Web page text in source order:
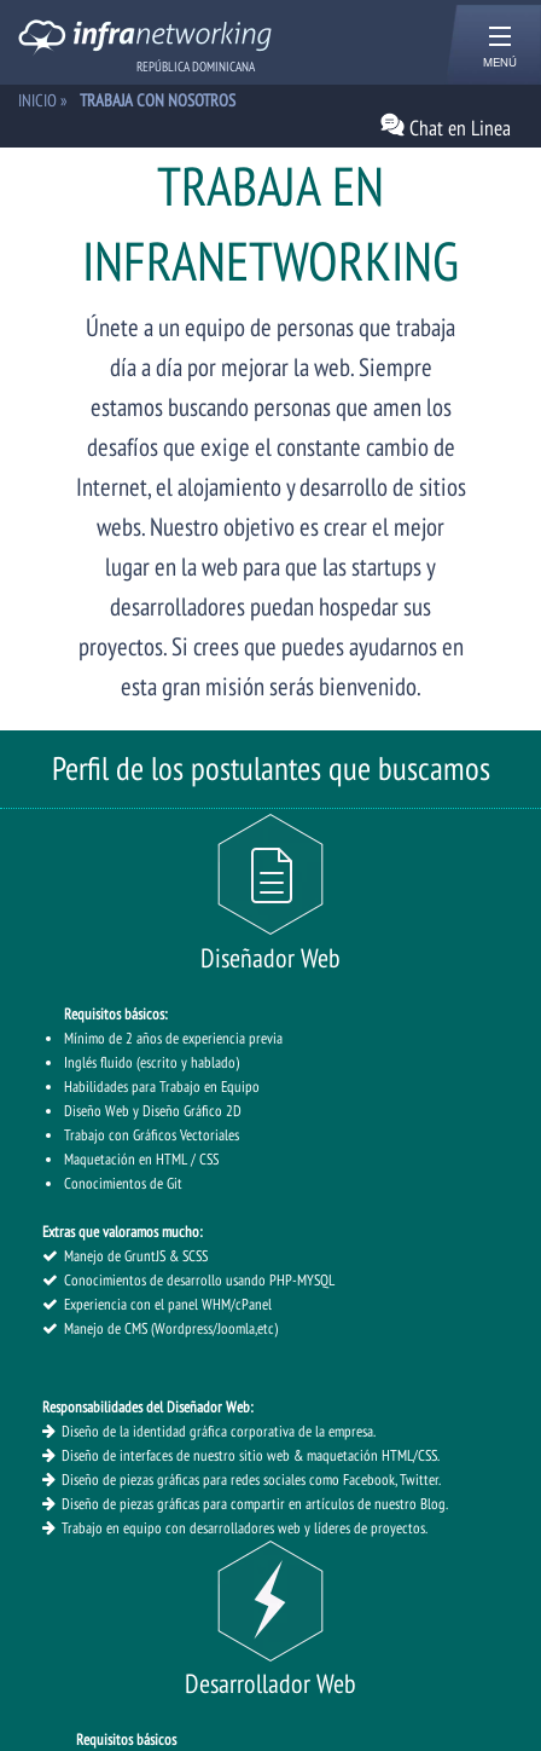
REPÚBLICA DOMINICANA MENÚ
INICIO» TRABAJA CON NOSOTROS
Chat en Linea
TRABAJA EN
INFRANETWORKING
Únete a un equipo de personas que trabaja
día a día por mejorar la web. Siempre
estamos buscando personas que amen los
desafíos que exige el constante cambio de
Internet, el alojamiento y desarrollo de sitios
webs. Nuestro objetivo es crear el mejor
lugar en la web para que las startups y
desarrolladores puedan hospedar sus
proyectos. Si crees que puedes ayudarnos en
esta gran misión serás bienvenido.
Perfil de los postulantes que buscamos
Diseñador Web
Requisitos básicos:
Mínimo de 2 años de experiencia previa
Inglés fluido (escrito y hablado)
Habilidades para Trabajo en Equipo
Diseño Web y Diseño Gráfico 2D
Trabajo con Gráficos Vectoriales
Maquetación en HTML / CSS
Conocimientos de Git
Extras que valoramos mucho:
Manejo de GruntJS & SCSS
Conocimientos de desarrollo usando PHP-MYSQL
Experiencia con el panel WHM/cPanel
Manejo de CMS (Wordpress/Joomla,etc)
Responsabilidades del Diseñador Web:
Diseño de la identidad gráfica corporativa de la empresa.
Diseño de interfaces de nuestro sitio web & maquetación HTML/CSS.
Diseño de piezas gráficas para redes sociales como Facebook, Twitter.
Diseño de piezas gráficas para compartir en artículos de nuestro Blog.
Trabajo en equipo con desarrolladores web y líderes de proyectos.
Desarrollador Web
Requisitos básicos